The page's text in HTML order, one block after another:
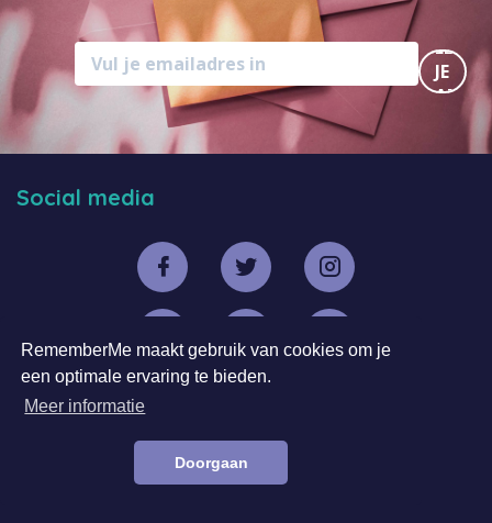
RememberMe maakt gebruik van cookies om je
een optimale ervaring te bieden.
Meer informatie
Doorgaan
MELD
JE
AAN
Wie zijn we
Social media